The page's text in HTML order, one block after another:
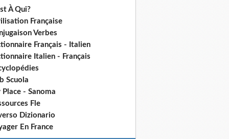
À Qui?
Française
Verbes
Français - Italien
Italien - Français
Scuola
Place - Sanoma
Fle
Dizionario
En France